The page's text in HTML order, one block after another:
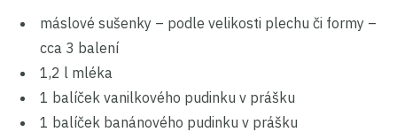
máslové sušenky – podle velikosti plechu či formy –
cca 3 balení
1,2 l mléka
1 balíček vanilkového pudinku v prášku
1 balíček banánového pudinku v prášku